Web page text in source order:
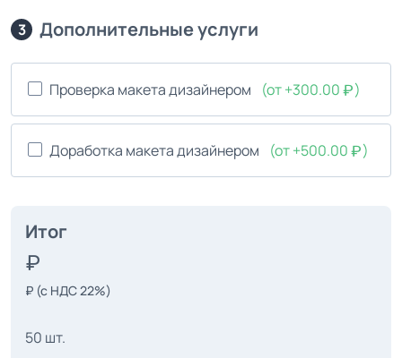
3 Дополнительные услуги
Проверка макета дизайнером (от +300.00 )
Доработка макета дизайнером (от +500.00 )
Итог
₽ (с НДС 22%)
50 шт.